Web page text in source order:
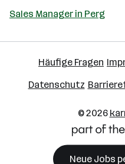
Sales Manager in Perg
Häufige Fragen
Datenschutz
© 2026
Neue Jobs